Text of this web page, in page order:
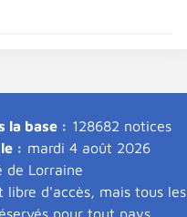
la base : 128682 notices
: mardi 4 août 2026
de Lorraine
libre d'accès, mais tous les
pour tout pays.